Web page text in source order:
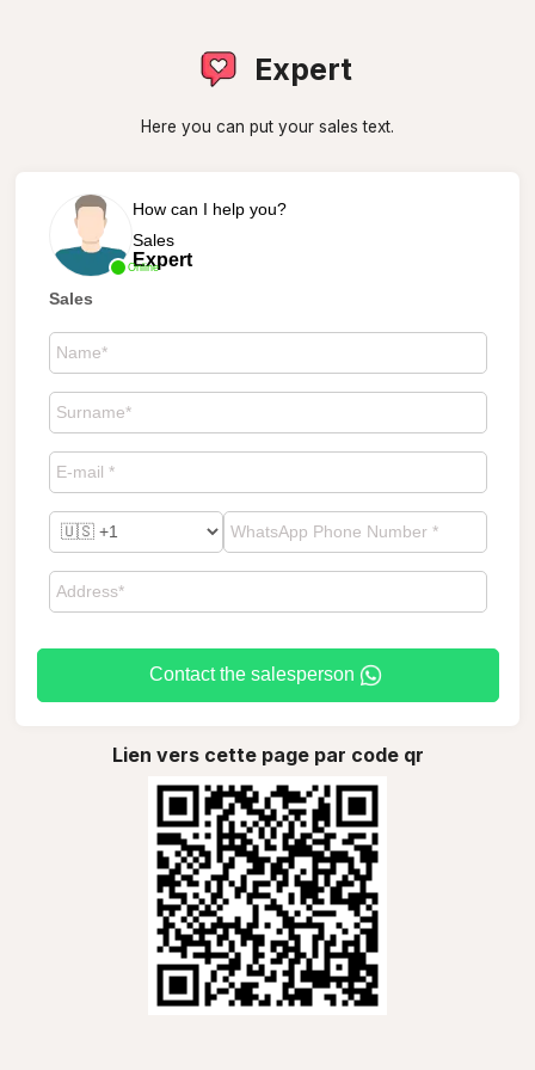
Expert
Here you can put your sales text.
Online
How can I help you?
Sales
Expert
Sales
Contact the salesperson
Lien vers cette page par code qr